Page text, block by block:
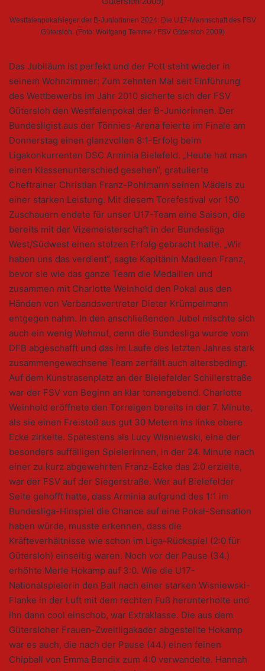
Westfalenpokalsieger der B-Juniorinnen 2024: Die U17-Mannschaft des FSV
Gütersloh. (Foto: Wolfgang Temme / FSV Gütersloh 2009)
Das Jubiläum ist perfekt und der Pott steht wieder in
seinem Wohnzimmer: Zum zehnten Mal seit Einführung
des Wettbewerbs im Jahr 2010 sicherte sich der FSV
Gütersloh den Westfalenpokal der B-Juniorinnen. Der
Bundesligist aus der Tönnies-Arena feierte im Finale am
Donnerstag einen glanzvollen 8:1-Erfolg beim
Ligakonkurrenten DSC Arminia Bielefeld. „Heute hat man
einen Klassenunterschied gesehen“, gratulierte
Cheftrainer Christian Franz-Pohlmann seinen Mädels zu
einer starken Leistung. Mit diesem Torefestival vor 150
Zuschauern endete für unser U17-Team eine Saison, die
bereits mit der Vizemeisterschaft in der Bundesliga
West/Südwest einen stolzen Erfolg gebracht hatte. „Wir
haben uns das verdient“, sagte Kapitänin Madleen Franz,
bevor sie wie das ganze Team die Medaillen und
zusammen mit Charlotte Weinhold den Pokal aus den
Händen von Verbandsvertreter Dieter Krümpelmann
entgegen nahm. In den anschließenden Jubel mischte sich
auch ein wenig Wehmut, denn die Bundesliga wurde vom
DFB abgeschafft und das im Laufe des letzten Jahres stark
zusammengewachsene Team zerfällt auch altersbedingt.
Auf dem Kunstrasenplatz an der Bielefelder Schillerstraße
war der FSV von Beginn an klar tonangebend. Charlotte
Weinhold eröffnete den Torreigen bereits in der 7. Minute,
als sie einen Freistoß aus gut 30 Metern ins linke obere
Ecke zirkelte. Spätestens als Lucy Wisniewski, eine der
besonders auffälligen Spielerinnen, in der 24. Minute nach
einer zu kurz abgewehrten Franz-Ecke das 2:0 erzielte,
war der FSV auf der Siegerstraße. Wer auf Bielefelder
Seite gehofft hatte, dass Arminia aufgrund des 1:1 im
Bundesliga-Hinspiel die Chance auf eine Pokal-Sensation
haben würde, musste erkennen, dass die
Kräfteverhältnisse wie schon im Liga-Rückspiel (2:0 für
Gütersloh) einseitig waren. Noch vor der Pause (34.)
erhöhte Merle Hokamp auf 3:0. Wie die U17-
Nationalspielerin den Ball nach einer starken Wisniewski-
Flanke in der Luft mit dem rechten Fuß herunterholte und
ihn dann cool einschob, war Extraklasse. Die aus dem
Gütersloher Frauen-Zweitligakader abgestellte Hokamp
war es auch, die nach der Pause (44.) einen feinen
Chipball von Emma Bendix zum 4:0 verwandelte. Hannah